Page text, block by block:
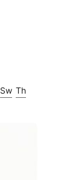
Sw Th